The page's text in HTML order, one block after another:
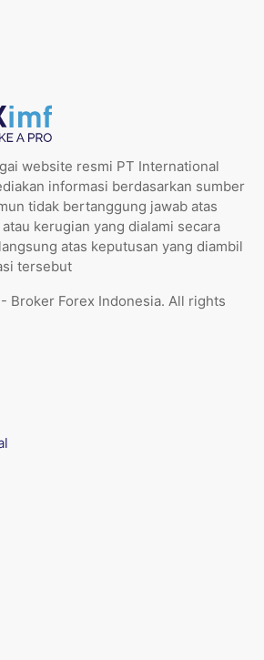
website resmi PT International
informasi berdasarkan sumber
tidak bertanggung jawab atas
kerugian yang dialami secara
atas keputusan yang diambil
tersebut
Broker Forex Indonesia. All rights